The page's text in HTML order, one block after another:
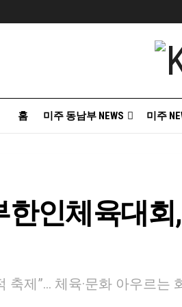
홈 미주 동남부 NEWS 미주
인체육대회
축제”… 체육·문화 아우르는